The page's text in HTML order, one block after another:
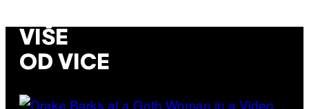
VIŠE
OD VICE